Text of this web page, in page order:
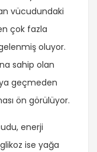
vücudundaki
çok fazla
oluyor.
sahip olan
geçmeden
ön görülüyor.
enerji
ise yağa